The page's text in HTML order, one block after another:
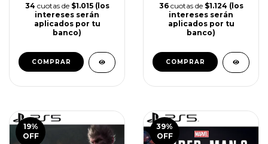
34 cuotas de $1.015 (los
intereses serán
aplicados por tu
banco)
COMPRAR
36 cuotas de $1.124 (los
intereses serán
aplicados por tu
banco)
COMPRAR
19%
OFF
39%
OFF